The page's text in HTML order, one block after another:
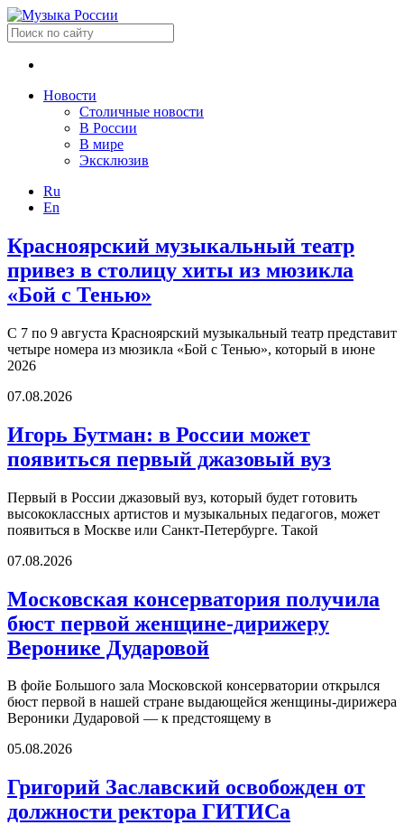
Новости
Столичные новости
В России
В мире
Эксклюзив
Ru
En
Красноярский музыкальный театр
привез в столицу хиты из мюзикла
«Бой с Тенью»
С 7 по 9 августа Красноярский музыкальный театр представит
четыре номера из мюзикла «Бой с Тенью», который в июне
2026
07.08.2026
Игорь Бутман: в России может
появиться первый джазовый вуз
Первый в России джазовый вуз, который будет готовить
высококлассных артистов и музыкальных педагогов, может
появиться в Москве или Санкт-Петербурге. Такой
07.08.2026
Московская консерватория получила
бюст первой женщине-дирижеру
Веронике Дударовой
В фойе Большого зала Московской консерватории открылся
бюст первой в нашей стране выдающейся женщины-дирижера
Вероники Дударовой — к предстоящему в
05.08.2026
Григорий Заславский освобожден от
должности ректора ГИТИСа